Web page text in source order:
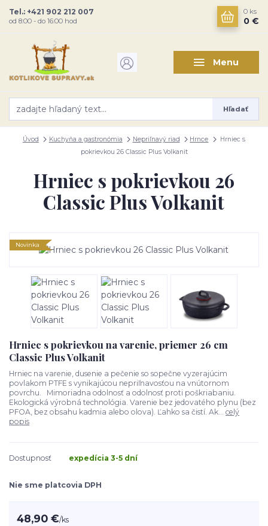
Menu
Hľadať
Tel.: +421 902 212 007
od 8:00 - do 16:00 hod
0 ks
0 €
Úvod Kuchyňa a gastronómia Nepriľnavý riad Hrnce
Hrniec s
pokrievkou 26 Classic Plus Volkanit
Hrniec s pokrievkou 26
Classic Plus Volkanit
Novinka
Hrniec s pokrievkou na varenie, priemer 26 cm
Classic Plus Volkanit
Hrniec na varenie, dusenie a pečenie so sopečne vyzerajúcim
povlakom PTFE s vynikajúcou nepriľnavosťou na vnútornom
povrchu. Mimoriadna odolnosť a odolnosť proti poškriabaniu.
Ekologická výrobná technológia. Varenie bez jedovatého plynu (bez
PFOA, bez obsahu kadmia alebo olova). Ľahko sa čistí. Ak... celý
popis
Dostupnosť expedícia 3-5 dní
Nie sme platcovia DPH
48,90 €/ks